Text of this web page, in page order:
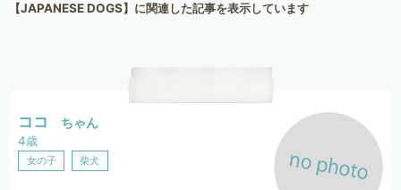
【JAPANESE DOGS】に関連した記事を表示しています
ココ ちゃん
4歳
女の子 柴犬